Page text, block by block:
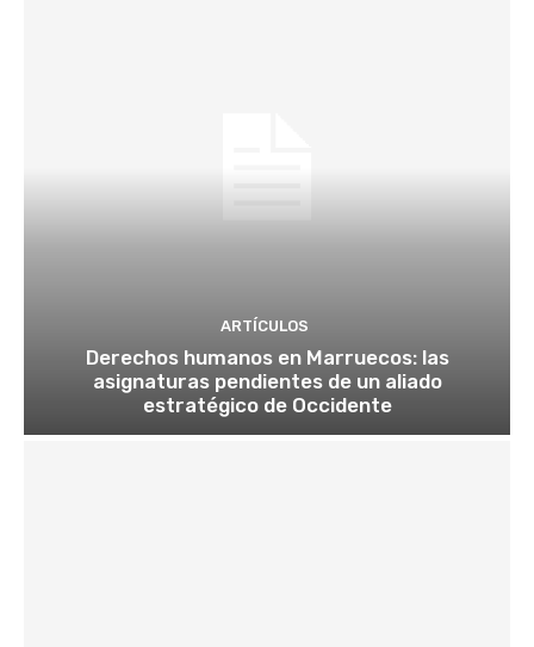
ARTÍCULOS
Derechos humanos en Marruecos: las
asignaturas pendientes de un aliado
estratégico de Occidente